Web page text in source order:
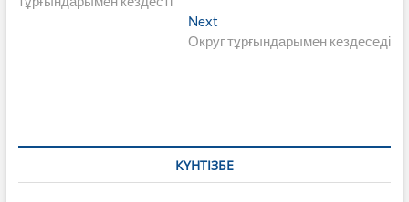
Next
post:
Округ тұрғындарымен кездеседі
КҮНТІЗБЕ